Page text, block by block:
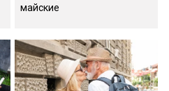
майские